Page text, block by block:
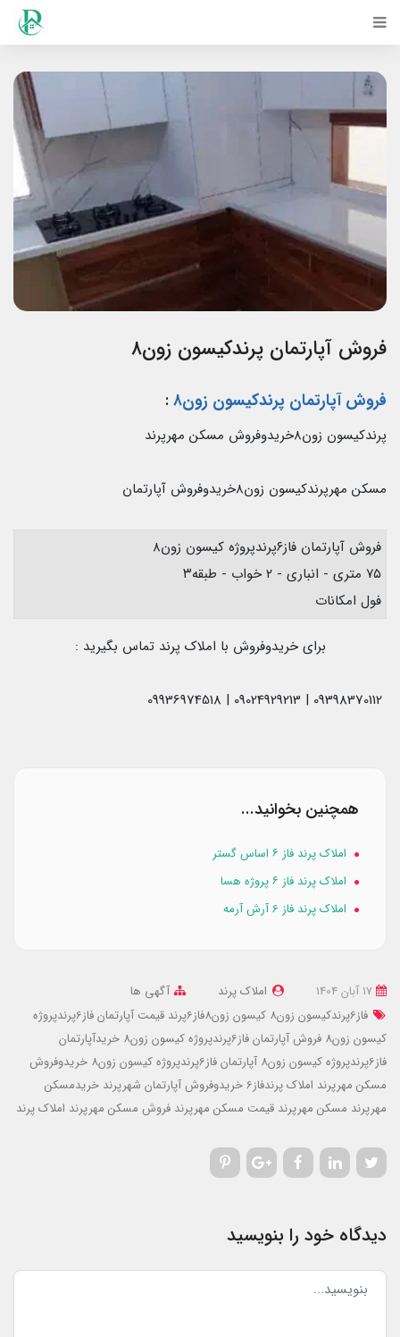
فروش آپارتمان پرندکیسون زون۸
فروش آپارتمان پرندکیسون زون۸ :
پرندکیسون زون۸خریدوفروش مسکن مهرپرند
مسکن مهرپرندکیسون زون۸خریدوفروش آپارتمان
فروش آپارتمان فاز۶پرندپروژه کیسون زون۸
۷۵ متری - انباری - ۲ خواب - طبقه۳
فول امکانات
برای خریدوفروش با املاک پرند تماس بگیرید :
همچنین بخوانید...
املاک پرند فاز ۶ اساس گستر
املاک پرند فاز ۶ پروژه هسا
املاک پرند فاز 6 آرش آرمه
املاک پرند
آگهی ها
فاز6پرندکیسون زون8
کیسون زون8فاز6پرند
قیمت آپارتمان فاز6پرندپروژه
کیسون زون8 فروش آپارتمان فاز6پرندپروژه کیسون زون8
خریدآپارتمان
فاز6پرندپروژه کیسون زون8
آپارتمان فاز6پرندپروژه کیسون زون8
خریدوفروش
مسکن مهرپرند املاک پرندفاز6 خریدوفروش آپارتمان شهرپرند خریدمسکن
مهرپرند مسکن مهرپرند قیمت مسکن مهرپرند فروش مسکن مهرپرند املاک پرند
دیدگاه خود را بنویسید